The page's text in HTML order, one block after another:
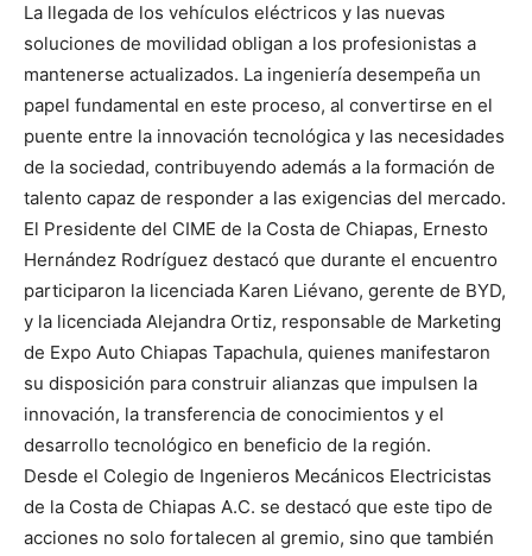
La llegada de los vehículos eléctricos y las nuevas
soluciones de movilidad obligan a los profesionistas a
mantenerse actualizados. La ingeniería desempeña un
papel fundamental en este proceso, al convertirse en el
puente entre la innovación tecnológica y las necesidades
de la sociedad, contribuyendo además a la formación de
talento capaz de responder a las exigencias del mercado.
El Presidente del CIME de la Costa de Chiapas, Ernesto
Hernández Rodríguez destacó que durante el encuentro
participaron la licenciada Karen Liévano, gerente de BYD,
y la licenciada Alejandra Ortiz, responsable de Marketing
de Expo Auto Chiapas Tapachula, quienes manifestaron
su disposición para construir alianzas que impulsen la
innovación, la transferencia de conocimientos y el
desarrollo tecnológico en beneficio de la región.
Desde el Colegio de Ingenieros Mecánicos Electricistas
de la Costa de Chiapas A.C. se destacó que este tipo de
acciones no solo fortalecen al gremio, sino que también